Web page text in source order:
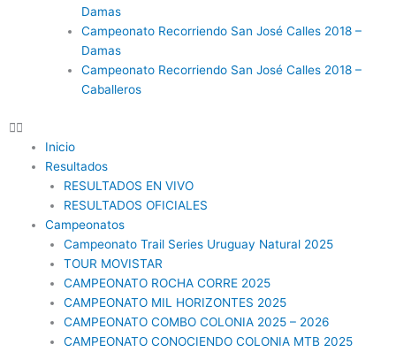
Damas
Campeonato Recorriendo San José Calles 2018 –
Damas
Campeonato Recorriendo San José Calles 2018 –
Caballeros
Inicio
Resultados
RESULTADOS EN VIVO
RESULTADOS OFICIALES
Campeonatos
Campeonato Trail Series Uruguay Natural 2025
TOUR MOVISTAR
CAMPEONATO ROCHA CORRE 2025
CAMPEONATO MIL HORIZONTES 2025
CAMPEONATO COMBO COLONIA 2025 – 2026
CAMPEONATO CONOCIENDO COLONIA MTB 2025